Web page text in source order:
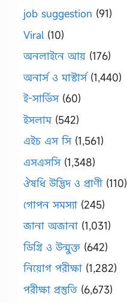
job suggestion (91)
Viral (10)
অনলাইনে আয় (176)
অনার্স ও মাস্টার্স(1,440)
ই-সার্ভিস(60)
ইসলাম(542)
এইচ এস সি(1,561)
এসএসসি(1,348)
ঔষধি উদ্ভিদ ও প্রাণী (110)
গোপন সমস্যা (245)
জানা অজানা (1,031)
ডিগ্রি ও উন্মুক্ত (642)
নিয়োগ পরীক্ষা (1,282)
পরীক্ষা প্রস্তুতি (6,673)